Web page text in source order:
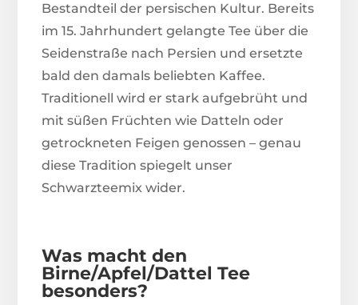
Bestandteil der persischen Kultur. Bereits
im 15. Jahrhundert gelangte Tee über die
Seidenstraße nach Persien und ersetzte
bald den damals beliebten Kaffee.
Traditionell wird er stark aufgebrüht und
mit süßen Früchten wie Datteln oder
getrockneten Feigen genossen – genau
diese Tradition spiegelt unser
Schwarzteemix wider.
Was macht den
Birne/Apfel/Dattel Tee
besonders?